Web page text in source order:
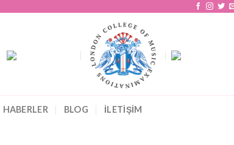
HABERLER BLOG İLETİŞİM